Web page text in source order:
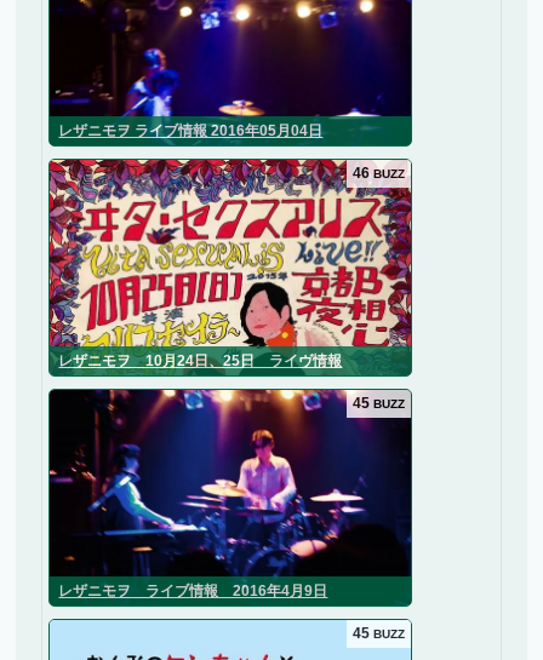
レザニモヲ ライブ情報 2016年05月04日
レザニモヲ 10月24日、25日 ライヴ情報
46 BUZZ
レザニモヲ ライブ情報 2016年4月9日
45 BUZZ
45 BUZZ